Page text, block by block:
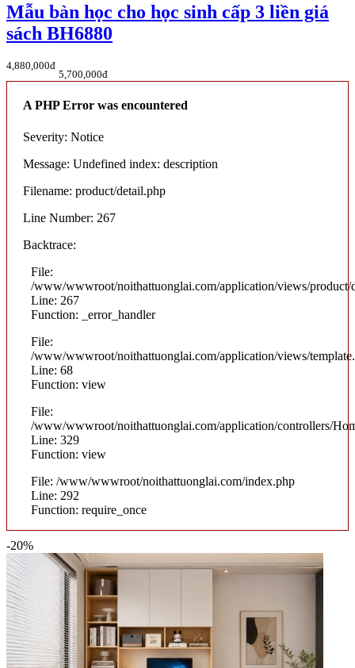
Mẫu bàn học cho học sinh cấp 3 liền giá
sách BH6880
4,880,000đ
5,700,000đ
A PHP Error was encountered
Severity: Notice
Message: Undefined index: description
Filename: product/detail.php
Line Number: 267
Backtrace:
File:
/www/wwwroot/noithattuonglai.com/application/views/product/
Line: 267
Function: _error_handler
File:
/www/wwwroot/noithattuonglai.com/application/views/
Line: 68
Function: view
File:
/www/wwwroot/noithattuonglai.com/application/controllers/
Line: 329
Function: view
File: /www/wwwroot/noithattuonglai.com/index.php
Line: 292
Function: require_once
-20%